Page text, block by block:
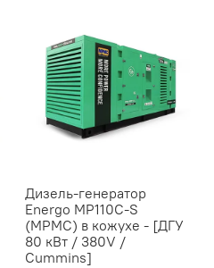
Дизель-генератор
Energo MP110C-S
(MPMC) в кожухе - [ДГУ
80 кВт / 380V /
Cummins]